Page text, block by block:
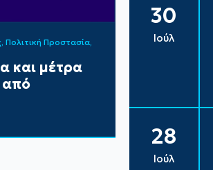
Πολιτική Προστασία
και μέτρα
από
30
Ιούλ
28
Ιούλ